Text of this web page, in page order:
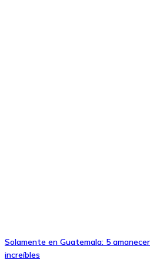
Solamente en Guatemala: 5
increíbles